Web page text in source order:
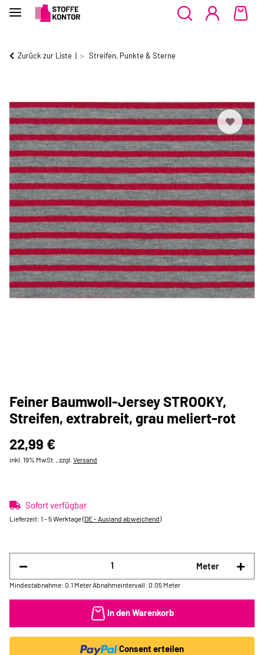
Zurück zur Liste Streifen, Punkte & Sterne
Feiner Baumwoll-Jersey STROOKY,
Streifen, extrabreit, grau meliert-rot
22,99 €
inkl. 19% MwSt. , zzgl. Versand
Sofort verfügbar
Lieferzeit: 1 - 5 Werktage(DE - Ausland abweichend)
Meter
Mindestabnahme: 0.1 Meter Abnahmeintervall: 0.05 Meter
In den Warenkorb
Consent erteilen